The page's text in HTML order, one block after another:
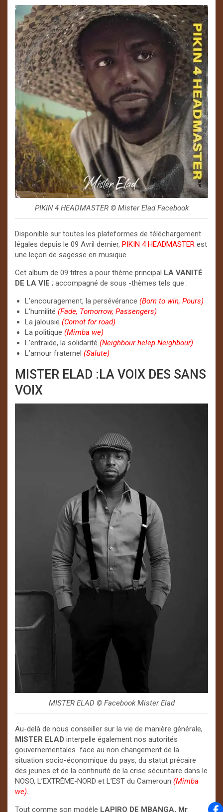
PIKIN 4 HEADMASTER ©️ Mister Elad Facebook
Disponible sur toutes les plateformes de téléchargement
légales depuis le 09 Avril dernier, PIKIN 4 HEADMASTER est
une leçon de sagesse en musique.
Cet album de 09 titres a pour thème principal LA VANITÉ
DE LA VIE ; accompagné de sous -thèmes tels que :
L’encouragement, la persévérance (Born to win, Pours)
L’humilité (Fade, Tomorrow, Passengers)
La jalousie (Comot for road)
La politique (Mimba we)
L’entraide, la solidarité (Neighbour helep Neighbour)
L’amour fraternel (Salute)
MISTER ELAD :LA VOIX DES SANS
VOIX
MISTER ELAD ©️ Facebook Mister Elad
Au-delà de nous conseiller sur la vie de manière générale,
MISTER ELAD interpelle également nos autorités
gouvernementales face au non changement de la
situation socio-économique du pays, du statut précaire
des jeunes et de la continuité de la crise sécuritaire dans le
NOSO, L’EXTRÊME-NORD et L’EST du Cameroun (Mimba
we).
Tout comme son modèle LAPIRO DE MBANGA, Mr